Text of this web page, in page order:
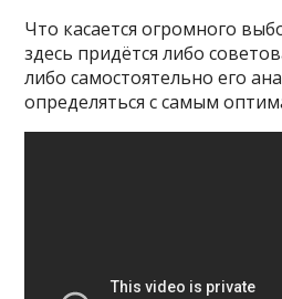
Что касается огромного
здесь придётся либо
либо самостоятельно его
определяться с самым